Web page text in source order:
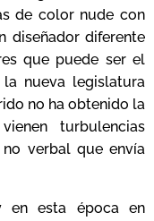
de color nude con
diseñador diferente
que puede ser el
nueva legislatura
no ha obtenido la
turbulencias
verbal que envía
en esta época en